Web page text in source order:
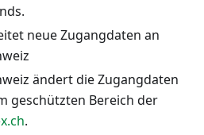
neue Zugangdaten an
ändert die Zugangdaten
geschützten Bereich der
.